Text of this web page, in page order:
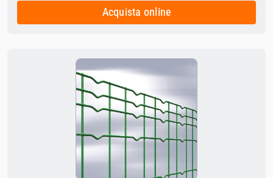
Acquista online